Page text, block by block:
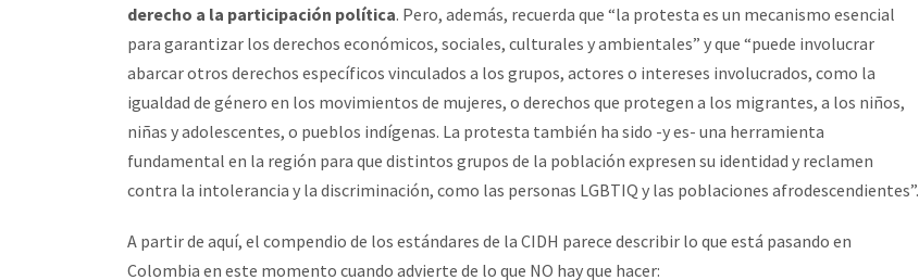
derecho a la participación política. Pero, además, recuerda que “la protesta es un mecanismo esencial
para garantizar los derechos económicos, sociales, culturales y ambientales” y que “puede involucrar
abarcar otros derechos específicos vinculados a los grupos, actores o intereses involucrados, como la
igualdad de género en los movimientos de mujeres, o derechos que protegen a los migrantes, a los niños,
niñas y adolescentes, o pueblos indígenas. La protesta también ha sido -y es- una herramienta
fundamental en la región para que distintos grupos de la población expresen su identidad y reclamen
contra la intolerancia y la discriminación, como las personas LGBTIQ y las poblaciones afrodescendientes”.
A partir de aquí, el compendio de los estándares de la CIDH parece describir lo que está pasando en
Colombia en este momento cuando advierte de lo que NO hay que hacer: